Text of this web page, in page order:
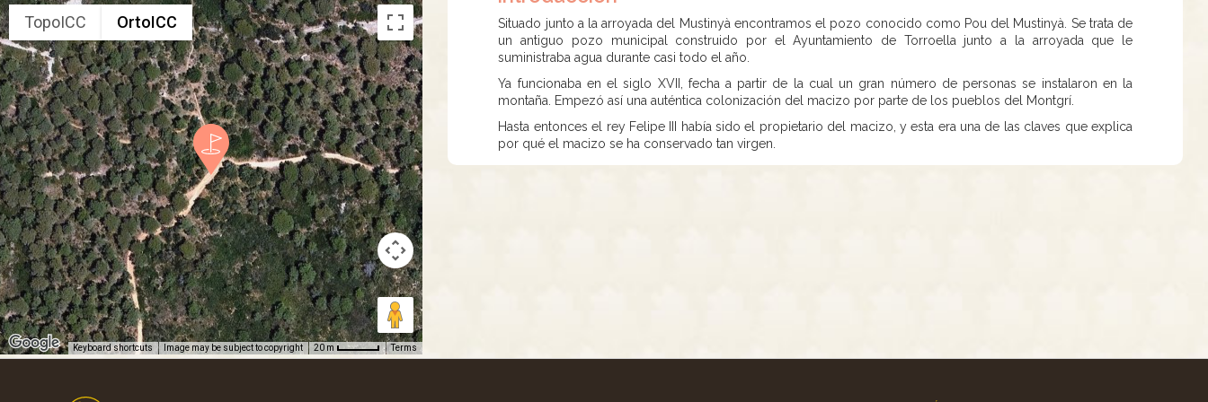
TopoICC OrtoICC
Keyboard shortcuts Image may be subject to copyright 20 m Terms
Situado junto a la arroyada del Mustinyà encontramos el pozo conocido como Pou del Mustinyà. Se trata de
un antiguo pozo municipal construido por el Ayuntamiento de Torroella junto a la arroyada que le
suministraba agua durante casi todo el año.
Ya funcionaba en el siglo XVII, fecha a partir de la cual un gran número de personas se instalaron en la
montaña. Empezó así una auténtica colonización del macizo por parte de los pueblos del Montgrí.
Hasta entonces el rey Felipe III había sido el propietario del macizo, y esta era una de las claves que explica
por qué el macizo se ha conservado tan virgen.